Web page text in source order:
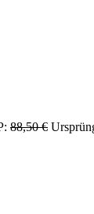
88,50€